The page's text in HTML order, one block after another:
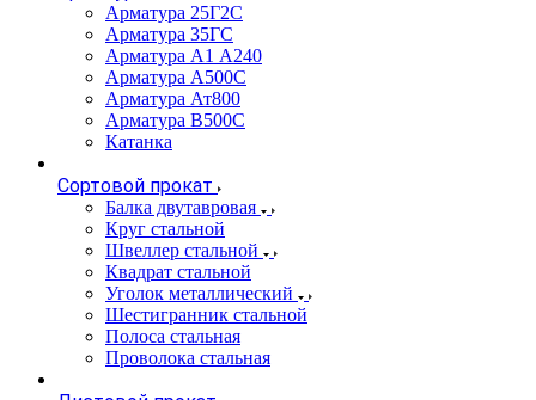
Арматура 25Г2С
Арматура 35ГС
Арматура А1 А240
Арматура А500С
Арматура Ат800
Арматура В500С
Катанка
Сортовой прокат
Балка двутавровая
Круг стальной
Швеллер стальной
Квадрат стальной
Уголок металлический
Шестигранник стальной
Полоса стальная
Проволока стальная